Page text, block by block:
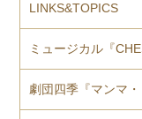
LINKS&TOPICS
ミュージカル『
劇団四季『マンマ・